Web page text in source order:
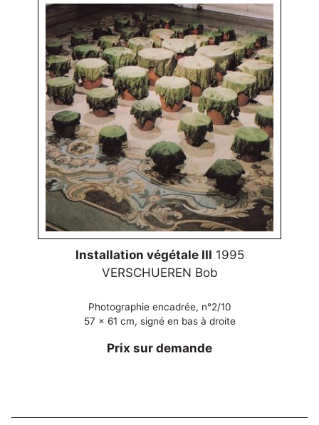
Installation végétale III 1995
VERSCHUEREN Bob
Photographie encadrée, n°2/10
57 x 61 cm, signé en bas à droite
Prix sur demande